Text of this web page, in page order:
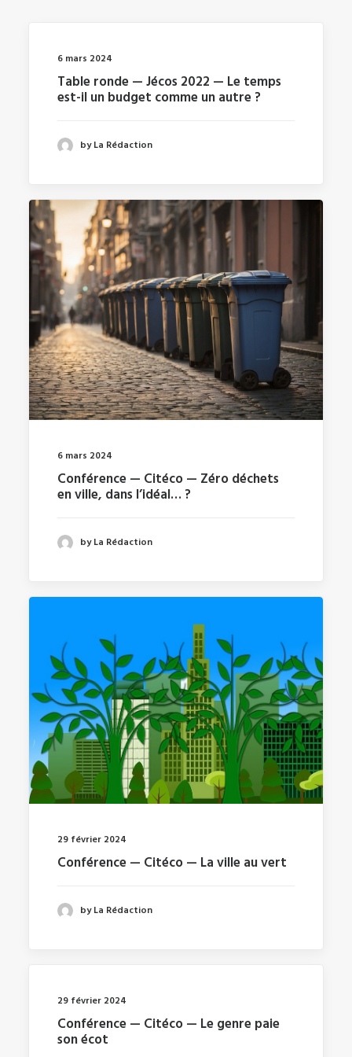
6 mars 2024
Table ronde — Jécos 2022 — Le temps
est-il un budget comme un autre ?
by La Rédaction
6 mars 2024
Conférence — Citéco — Zéro déchets
en ville, dans l’idéal… ?
by La Rédaction
29 février 2024
Conférence — Citéco — La ville au vert
by La Rédaction
29 février 2024
Conférence — Citéco — Le genre paie
son écot